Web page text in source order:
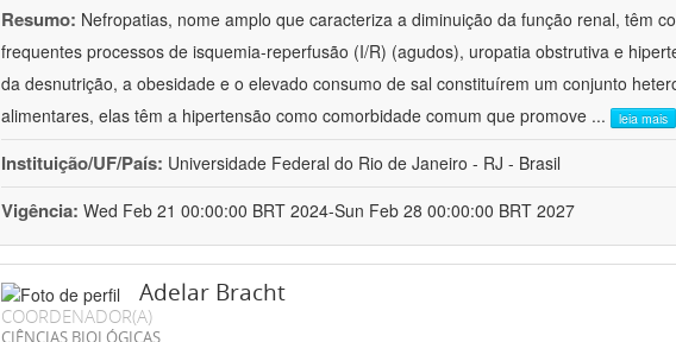
Resumo: Nefropatias, nome amplo que caracteriza a diminuição da função renal, têm
frequentes processos de isquemia-reperfusão (I/R) (agudos), uropatia obstrutiva e
da desnutrição, a obesidade e o elevado consumo de sal constituírem um conjunto
alimentares, elas têm a hipertensão como comorbidade comum que promove ... leia mais
Instituição/UF/País: Universidade Federal do Rio de Janeiro - RJ - Brasil
Vigência: Wed Feb 21 00:00:00 BRT 2024-Sun Feb 28 00:00:00 BRT 2027
Adelar Bracht
COORDENADOR(A)
CIÊNCIAS BIOLÓGICAS